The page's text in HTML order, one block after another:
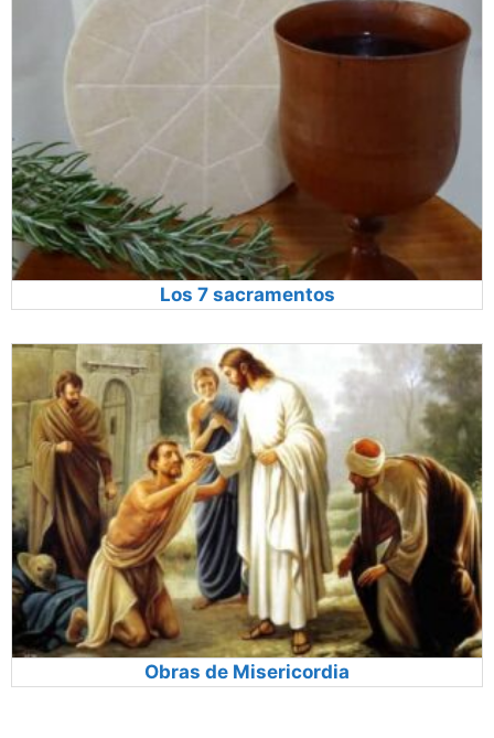
Los 7 sacramentos
Obras de Misericordia